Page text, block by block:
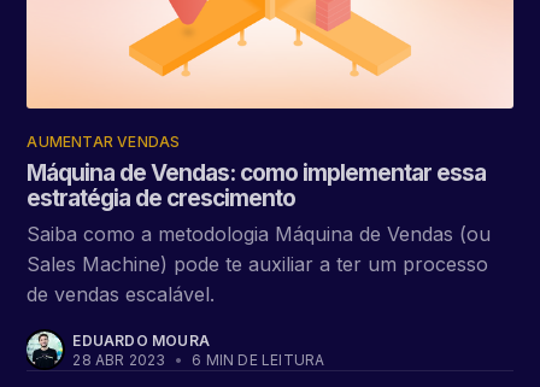
AUMENTAR VENDAS
Máquina de Vendas: como implementar essa
estratégia de crescimento
Saiba como a metodologia Máquina de Vendas (ou
Sales Machine) pode te auxiliar a ter um processo
de vendas escalável.
EDUARDO MOURA
28 ABR 2023
• 6 MIN DE LEITURA